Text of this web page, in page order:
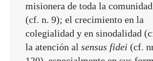
misionera de toda la
(cf. n. 9); el crecimiento en la
colegialidad y en sinodalidad
la atención al sensus fidei (cf.